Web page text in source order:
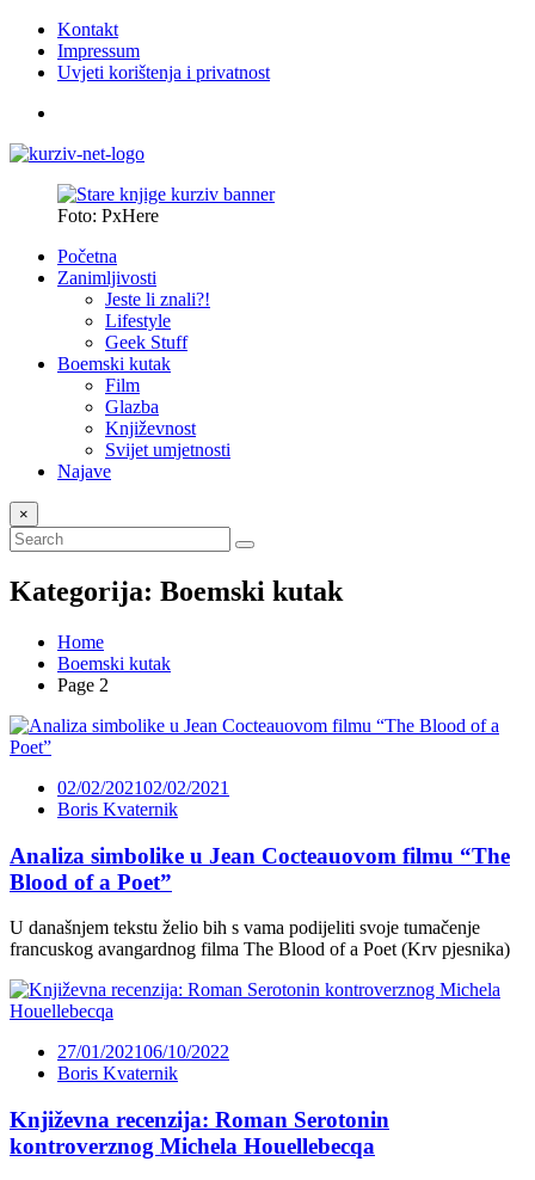
Kontakt
Impressum
Uvjeti korištenja i privatnost
Foto: PxHere
Početna
Zanimljivosti
Jeste li znali?!
Lifestyle
Geek Stuff
Boemski kutak
Film
Glazba
Književnost
Svijet umjetnosti
Najave
×
Kategorija: Boemski kutak
Home
Boemski kutak
Page 2
02/02/202102/02/2021
Boris Kvaternik
Analiza simbolike u Jean Cocteauovom filmu “The
Blood of a Poet”
U današnjem tekstu želio bih s vama podijeliti svoje tumačenje
francuskog avangardnog filma The Blood of a Poet (Krv pjesnika)
27/01/202106/10/2022
Boris Kvaternik
Književna recenzija: Roman Serotonin
kontroverznog Michela Houellebecqa